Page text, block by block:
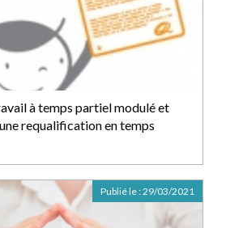
à temps partiel modulé et
requalification en temps
Publié le :29/03/2021